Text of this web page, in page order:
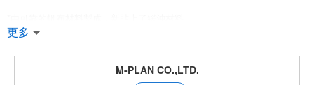
使用標準材料，形狀得到了實質性的更新。 包括緩沖材料，以柔和地保護
*圓形拉鏈式，打開時寬大且完全平放，便於檢查內容。
有組織的存儲，不僅可以存放鋼筆，還可以存放便簽、U盤和其他小物品。
更多
M-PLAN CO.,LTD.